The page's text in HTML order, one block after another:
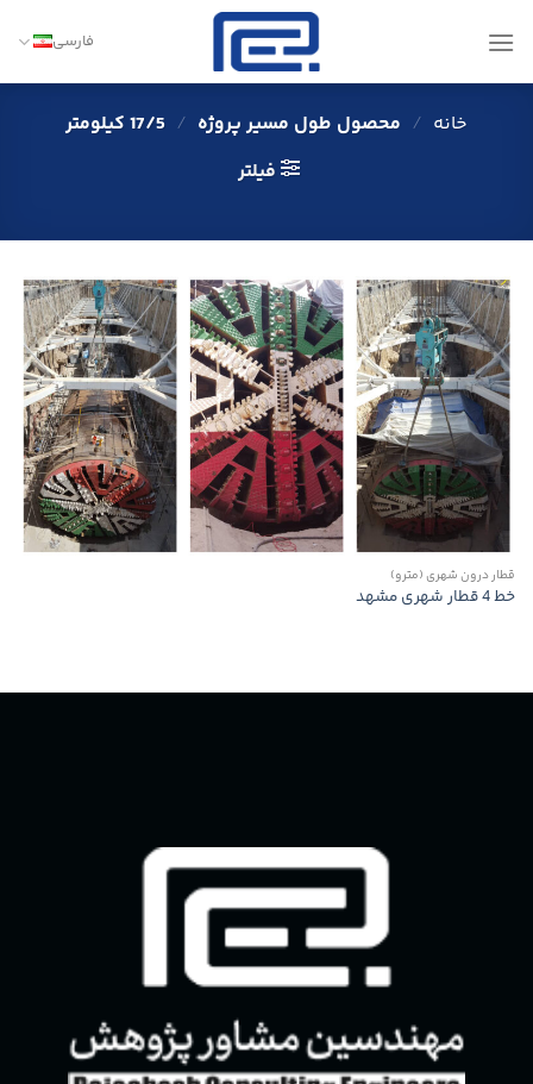
فارسی
خانه / محصول طول مسیر پروژه /
فیلتر
قطار درون شهری (مترو)
خط 4 قطار شهری مشهد